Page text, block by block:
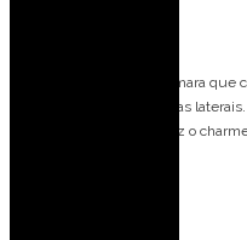
Vestido de festa longo, tomara
regulagem estilo corset nas
enquanto a saia ampla traz o